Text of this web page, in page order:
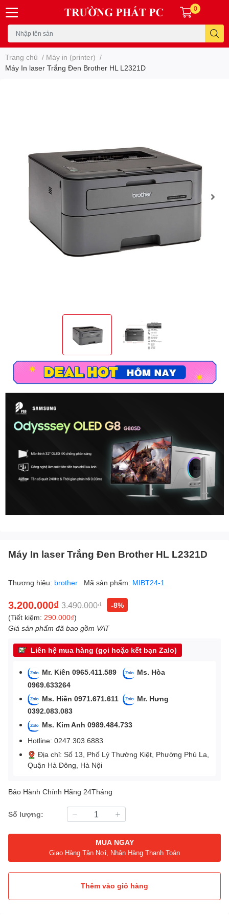
0
Trang chủ / Máy in (printer) /
Máy In laser Trắng Đen Brother HL L2321D
Máy In laser Trắng Đen Brother HL L2321D
Thương hiệu: brother Mã sản phẩm: MIBT24-1
3.200.000₫ 3.490.000₫
-8%
(Tiết kiệm: 290.000₫)
Giá sản phẩm đã bao gồm VAT
Liên hệ mua hàng (gọi hoặc kết bạn Zalo)
Mr. Kiên 0965.411.589
Ms. Hòa
0969.633264
Ms. Hiền 0971.671.611
Mr. Hưng
0392.083.083
Ms. Kim Anh 0989.484.733
Hotline: 0247.303.6883
Địa chỉ: Số 13, Phố Lý Thường Kiệt, Phường Phú La,
Quận Hà Đông, Hà Nội
Bảo Hành Chính Hãng 24Tháng
Số lượng:
MUA NGAY
Giao Hàng Tận Nơi, Nhận Hàng Thanh Toán
Thêm vào giỏ hàng